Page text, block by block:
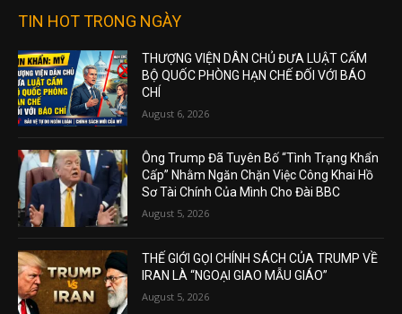
TIN HOT TRONG NGÀY
THƯỢNG VIỆN DÂN CHỦ ĐƯA LUẬT CẤM
BỘ QUỐC PHÒNG HẠN CHẾ ĐỐI VỚI BÁO
CHÍ
August 6, 2026
Ông Trump Đã Tuyên Bố “Tình Trạng Khẩn
Cấp” Nhằm Ngăn Chặn Việc Công Khai Hồ
Sơ Tài Chính Của Mình Cho Đài BBC
August 5, 2026
THẾ GIỚI GỌI CHÍNH SÁCH CỦA TRUMP VỀ
IRAN LÀ “NGOẠI GIAO MẪU GIÁO”
August 5, 2026